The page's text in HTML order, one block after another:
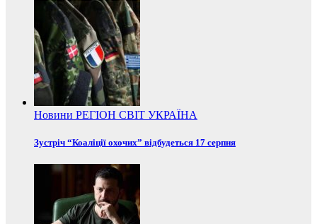
Новини РЕГІОН СВІТ УКРАЇНА
Зустріч “Коаліції охочих” відбудеться 17 серпня